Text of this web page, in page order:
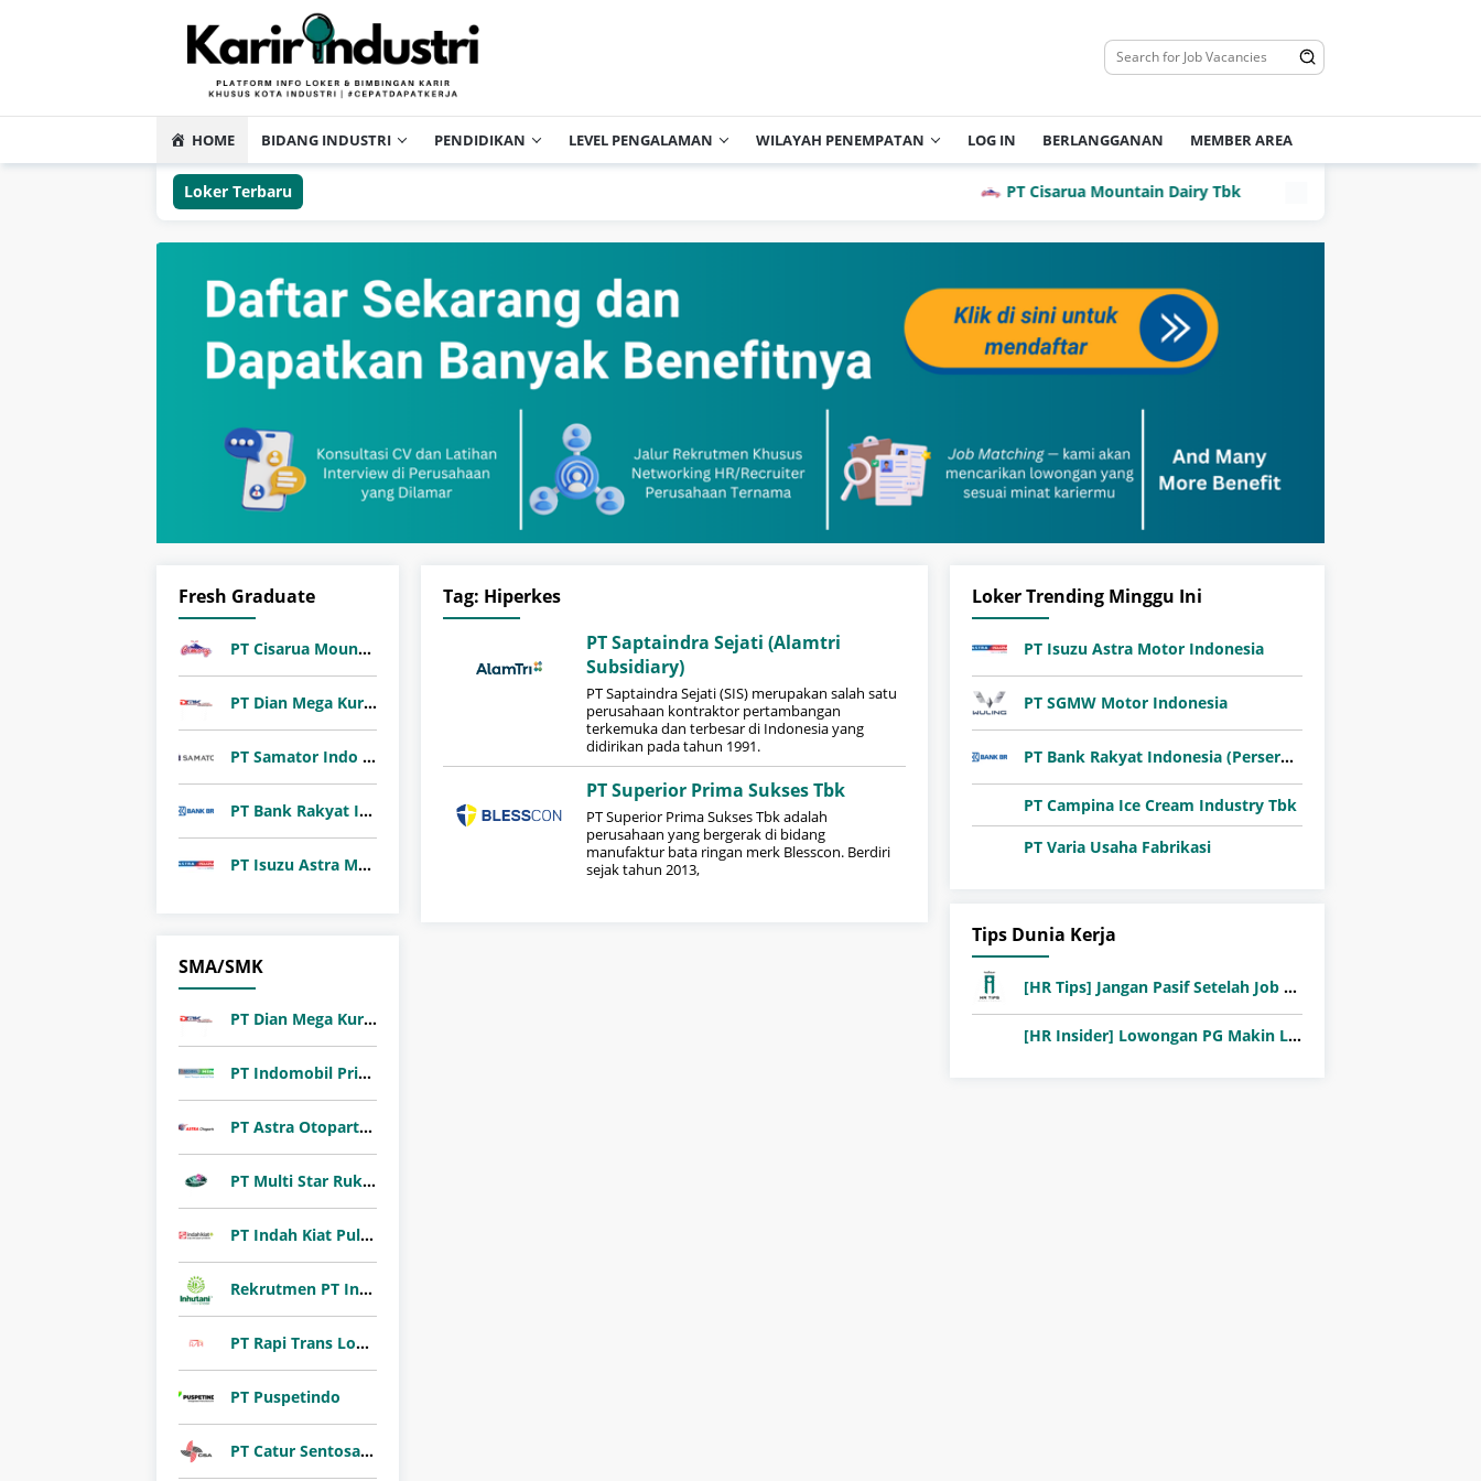
HOME BIDANG INDUSTRI PENDIDIKAN LEVEL PENGALAMAN WILAYAH PENEMPATAN LOG IN BERLANGGANAN MEMBER AREA
Loker Terbaru PT Cisarua Mountain Dairy Tbk
Fresh Graduate
PT Cisarua Mountain Dairy Tbk
PT Dian Mega Kurnia (DMK Cargo)
PT Samator Indo Gas Tbk
PT Bank Rakyat Indonesia (Persero) Tbk
PT Isuzu Astra Motor Indonesia
SMA/SMK
PT Dian Mega Kurnia (DMK Cargo)
PT Indomobil Prima Niaga (Indomobil Group)
PT Astra Otoparts Tbk
PT Multi Star Rukun Abadi (Sharon Bakery)
PT Indah Kiat Pulp & Paper Tbk
Rekrutmen PT Inhutani I 2026
PT Rapi Trans Logistik
PT Puspetindo
PT Catur Sentosa Adiprana Tbk
Tag: Hiperkes
PT Saptaindra Sejati (Alamtri
Subsidiary)
PT Saptaindra Sejati (SIS) merupakan salah satu
perusahaan kontraktor pertambangan
terkemuka dan terbesar di Indonesia yang
didirikan pada tahun 1991.
PT Superior Prima Sukses Tbk
PT Superior Prima Sukses Tbk adalah
perusahaan yang bergerak di bidang
manufaktur bata ringan merk Blesscon. Berdiri
sejak tahun 2013,
Loker Trending Minggu Ini
PT Isuzu Astra Motor Indonesia
PT SGMW Motor Indonesia
PT Bank Rakyat Indonesia (Persero) Tbk
PT Campina Ice Cream Industry Tbk
PT Varia Usaha Fabrikasi
Tips Dunia Kerja
[HR Tips] Jangan Pasif Setelah Job Fair! Ini Pentingnya Follow-Up Setelah Job Fair
[HR Insider] Lowongan PG Makin Langka: Murni Seleksi atau Jalur Orang Dalam?